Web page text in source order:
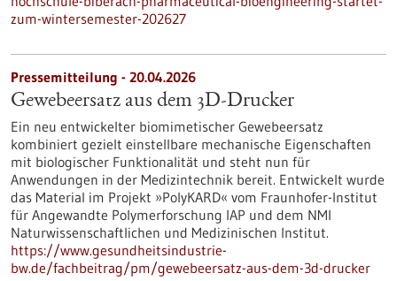
zum-wintersemester-202627
Pressemitteilung - 20.04.2026
Gewebeersatz aus dem 3D-Drucker
Ein neu entwickelter biomimetischer Gewebeersatz
kombiniert gezielt einstellbare mechanische Eigenschaften
mit biologischer Funktionalität und steht nun für
Anwendungen in der Medizintechnik bereit. Entwickelt wurde
das Material im Projekt »PolyKARD« vom Fraunhofer-Institut
für Angewandte Polymerforschung IAP und dem NMI
Naturwissenschaftlichen und Medizinischen Institut.
https://www.gesundheitsindustrie-
bw.de/fachbeitrag/pm/gewebeersatz-aus-dem-3d-drucker